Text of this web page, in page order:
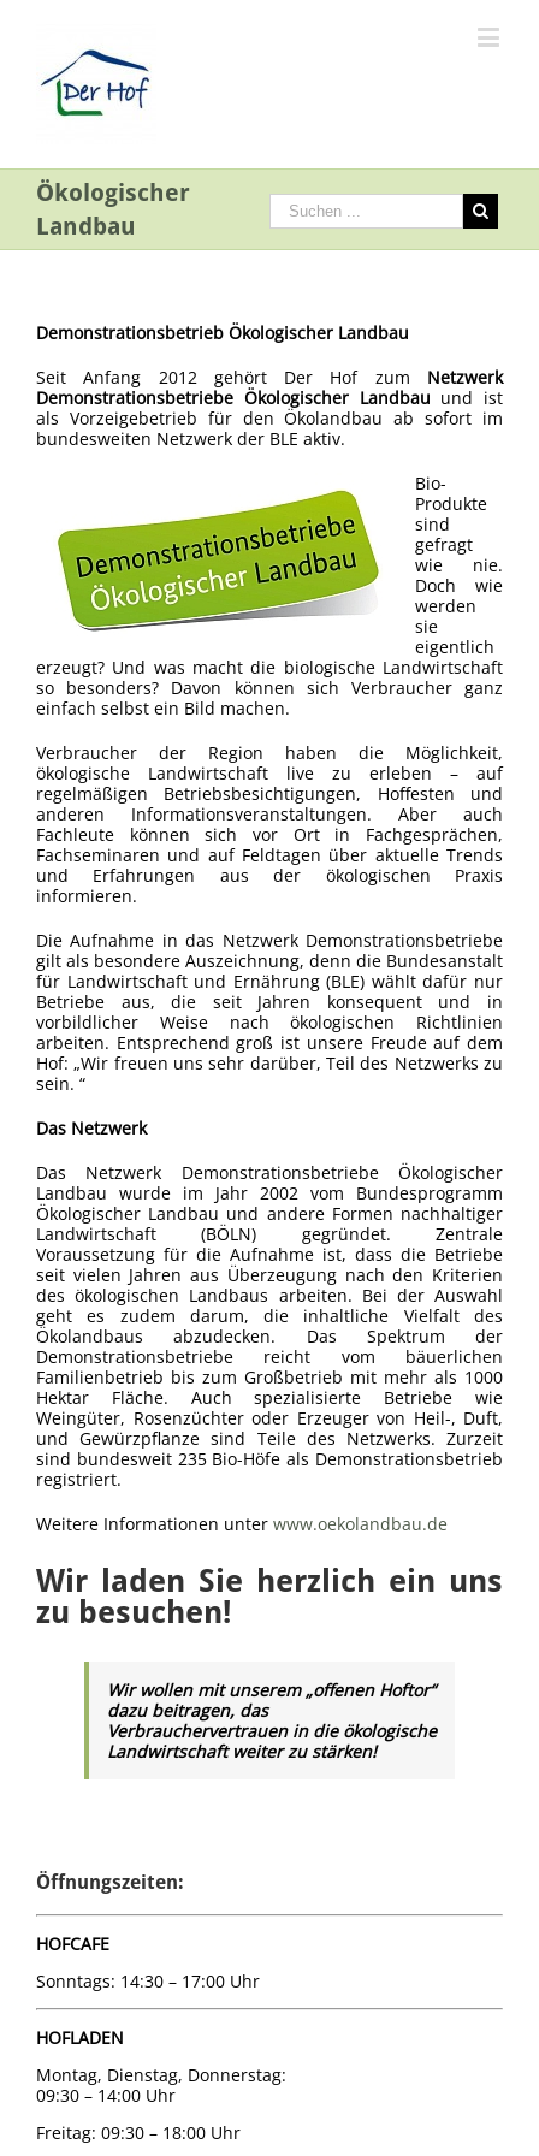
Ökologischer
Landbau
Demonstrationsbetrieb Ökologischer Landbau
Seit Anfang 2012 gehört Der Hof zum Netzwerk
Demonstrationsbetriebe Ökologischer Landbau und ist
als Vorzeigebetrieb für den Ökolandbau ab sofort im
bundesweiten Netzwerk der BLE aktiv.
Bio-
Produkte
sind
gefragt
wie nie.
Doch wie
werden
sie
eigentlich
erzeugt? Und was macht die biologische Landwirtschaft
so besonders? Davon können sich Verbraucher ganz
einfach selbst ein Bild machen.
Verbraucher der Region haben die Möglichkeit,
ökologische Landwirtschaft live zu erleben – auf
regelmäßigen Betriebsbesichtigungen, Hoffesten und
anderen Informationsveranstaltungen. Aber auch
Fachleute können sich vor Ort in Fachgesprächen,
Fachseminaren und auf Feldtagen über aktuelle Trends
und Erfahrungen aus der ökologischen Praxis
informieren.
Die Aufnahme in das Netzwerk Demonstrationsbetriebe
gilt als besondere Auszeichnung, denn die Bundesanstalt
für Landwirtschaft und Ernährung (BLE) wählt dafür nur
Betriebe aus, die seit Jahren konsequent und in
vorbildlicher Weise nach ökologischen Richtlinien
arbeiten. Entsprechend groß ist unsere Freude auf dem
Hof: „Wir freuen uns sehr darüber, Teil des Netzwerks zu
sein. “
Das Netzwerk
Das Netzwerk Demonstrationsbetriebe Ökologischer
Landbau wurde im Jahr 2002 vom Bundesprogramm
Ökologischer Landbau und andere Formen nachhaltiger
Landwirtschaft (BÖLN) gegründet. Zentrale
Voraussetzung für die Aufnahme ist, dass die Betriebe
seit vielen Jahren aus Überzeugung nach den Kriterien
des ökologischen Landbaus arbeiten. Bei der Auswahl
geht es zudem darum, die inhaltliche Vielfalt des
Ökolandbaus abzudecken. Das Spektrum der
Demonstrationsbetriebe reicht vom bäuerlichen
Familienbetrieb bis zum Großbetrieb mit mehr als 1000
Hektar Fläche. Auch spezialisierte Betriebe wie
Weingüter, Rosenzüchter oder Erzeuger von Heil-, Duft,
und Gewürzpflanze sind Teile des Netzwerks. Zurzeit
sind bundesweit 235 Bio-Höfe als Demonstrationsbetrieb
registriert.
Weitere Informationen unter www.oekolandbau.de
Wir laden Sie herzlich ein uns
zu besuchen!
Wir wollen mit unserem „offenen Hoftor“
dazu beitragen, das
Verbrauchervertrauen in die ökologische
Landwirtschaft weiter zu stärken!
Öffnungszeiten:
HOFCAFE
Sonntags: 14:30 – 17:00 Uhr
HOFLADEN
Montag, Dienstag, Donnerstag:
09:30 – 14:00 Uhr
Freitag: 09:30 – 18:00 Uhr